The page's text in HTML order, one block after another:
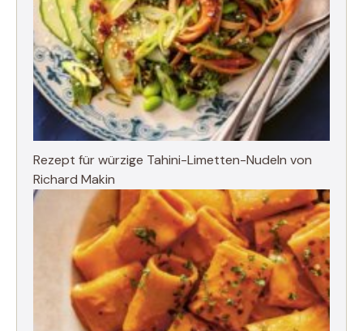
Rezept für würzige Tahini-Limetten-Nudeln von
Richard Makin